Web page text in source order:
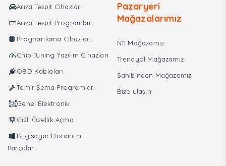
Arıza Tespit Cihazları
Arıza Tespit Programları
Programlama Cihazları
Chip Tuning Yazılım Cihazları
OBD Kabloları
Tamir Şema Programları
Genel Elektronik
Gizli Özellik Açma
Bilgisayar Donanım
Parçaları
Pazaryeri
Mağazalarımız
N11 Mağazamız
Trendyol Mağazamız
Sahibinden Mağazamız
Bize ulaşın